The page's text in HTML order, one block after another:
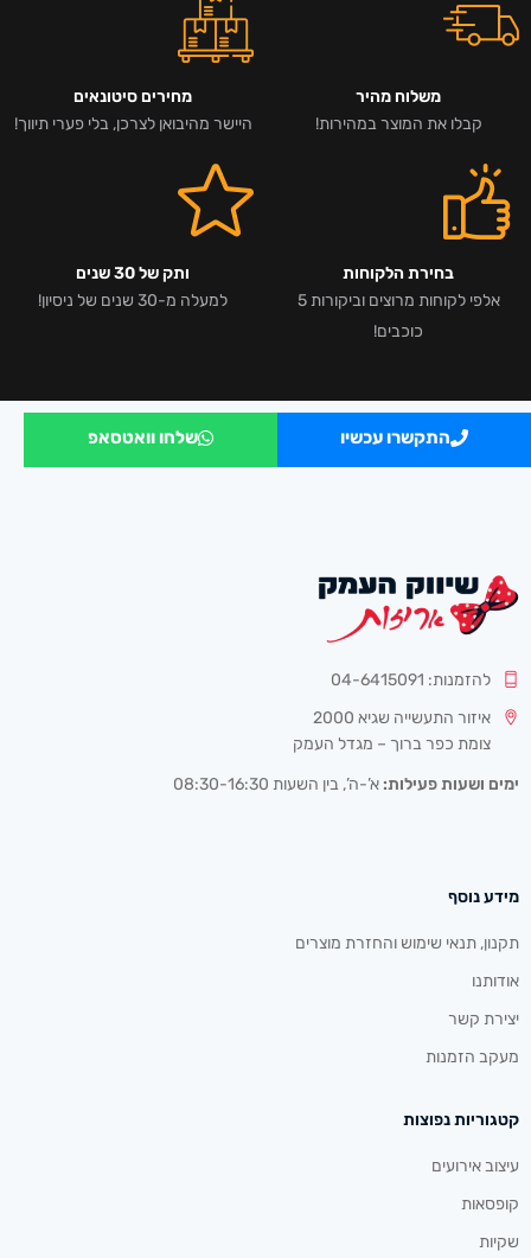
משלוח מהיר
קבלו את המוצר במהירות!
מחירים סיטונאים
היישר מהיבואן לצרכן, בלי פערי תיווך!
בחירת הלקוחות
אלפי לקוחות מרוצים וביקורות 5
כוכבים!
ותק של 30 שנים
למעלה מ-30 שנים של ניסיון!
התקשרו עכשיו שלחו וואטסאפ
להזמנות: 04-6415091
איזור התעשייה שגיא 2000
צומת כפר ברוך – מגדל העמק
ימים ושעות פעילות: א’-ה’, בין השעות 08:30-16:30
מידע נוסף
תקנון, תנאי שימוש והחזרת מוצרים
אודותנו
יצירת קשר
מעקב הזמנות
קטגוריות נפוצות
עיצוב אירועים
קופסאות
שקיות